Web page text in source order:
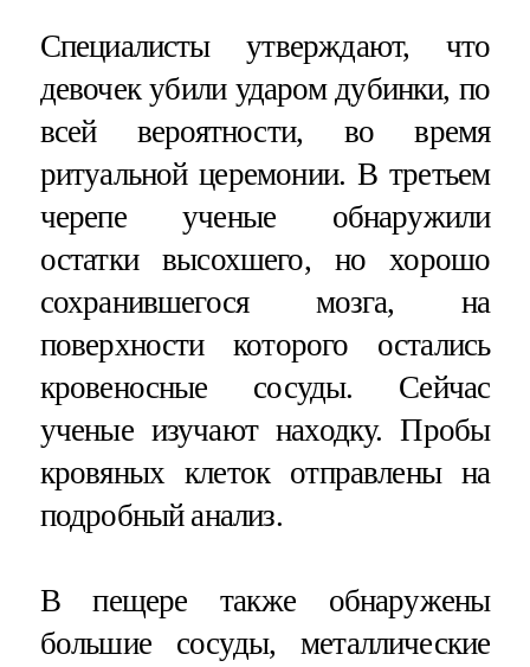
Специалисты утверждают, что
девочек убили ударом дубинки, по
всей вероятности, во время
ритуальной церемонии. В третьем
черепе ученые обнаружили
остатки высохшего, но хорошо
сохранившегося мозга, на
поверхности которого остались
кровеносные сосуды. Сейчас
ученые изучают находку. Пробы
кровяных клеток отправлены на
подробный анализ.
В пещере также обнаружены
большие сосуды, металлические